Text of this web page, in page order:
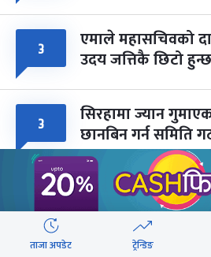
३ एमाले महासचिवको
उदय जत्तिकै छिटो हुन्छ
३ सिरहामा ज्यान
छानबिन गर्न समिति
वेबस्टोरिज
ताजा अपडेट ट्रेन्डिङ